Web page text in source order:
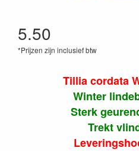
5.50
*Prijzen zijn inclusief btw
Tillia cordata
Winter
Sterk
Trekt